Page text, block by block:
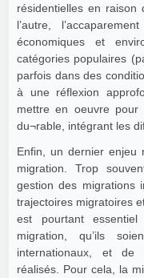
résidentielles en
l’autre,
économiques et
catégories populaires
parfois dans des
à une réflexion
mettre en oeuvre pour
du¬rable, intégrant les
Enfin, un dernier enjeu
migration. Trop
gestion des migrations
trajectoires migratoires
est pourtant
migration, qu’ils
internationaux, et de
réalisés. Pour cela, la